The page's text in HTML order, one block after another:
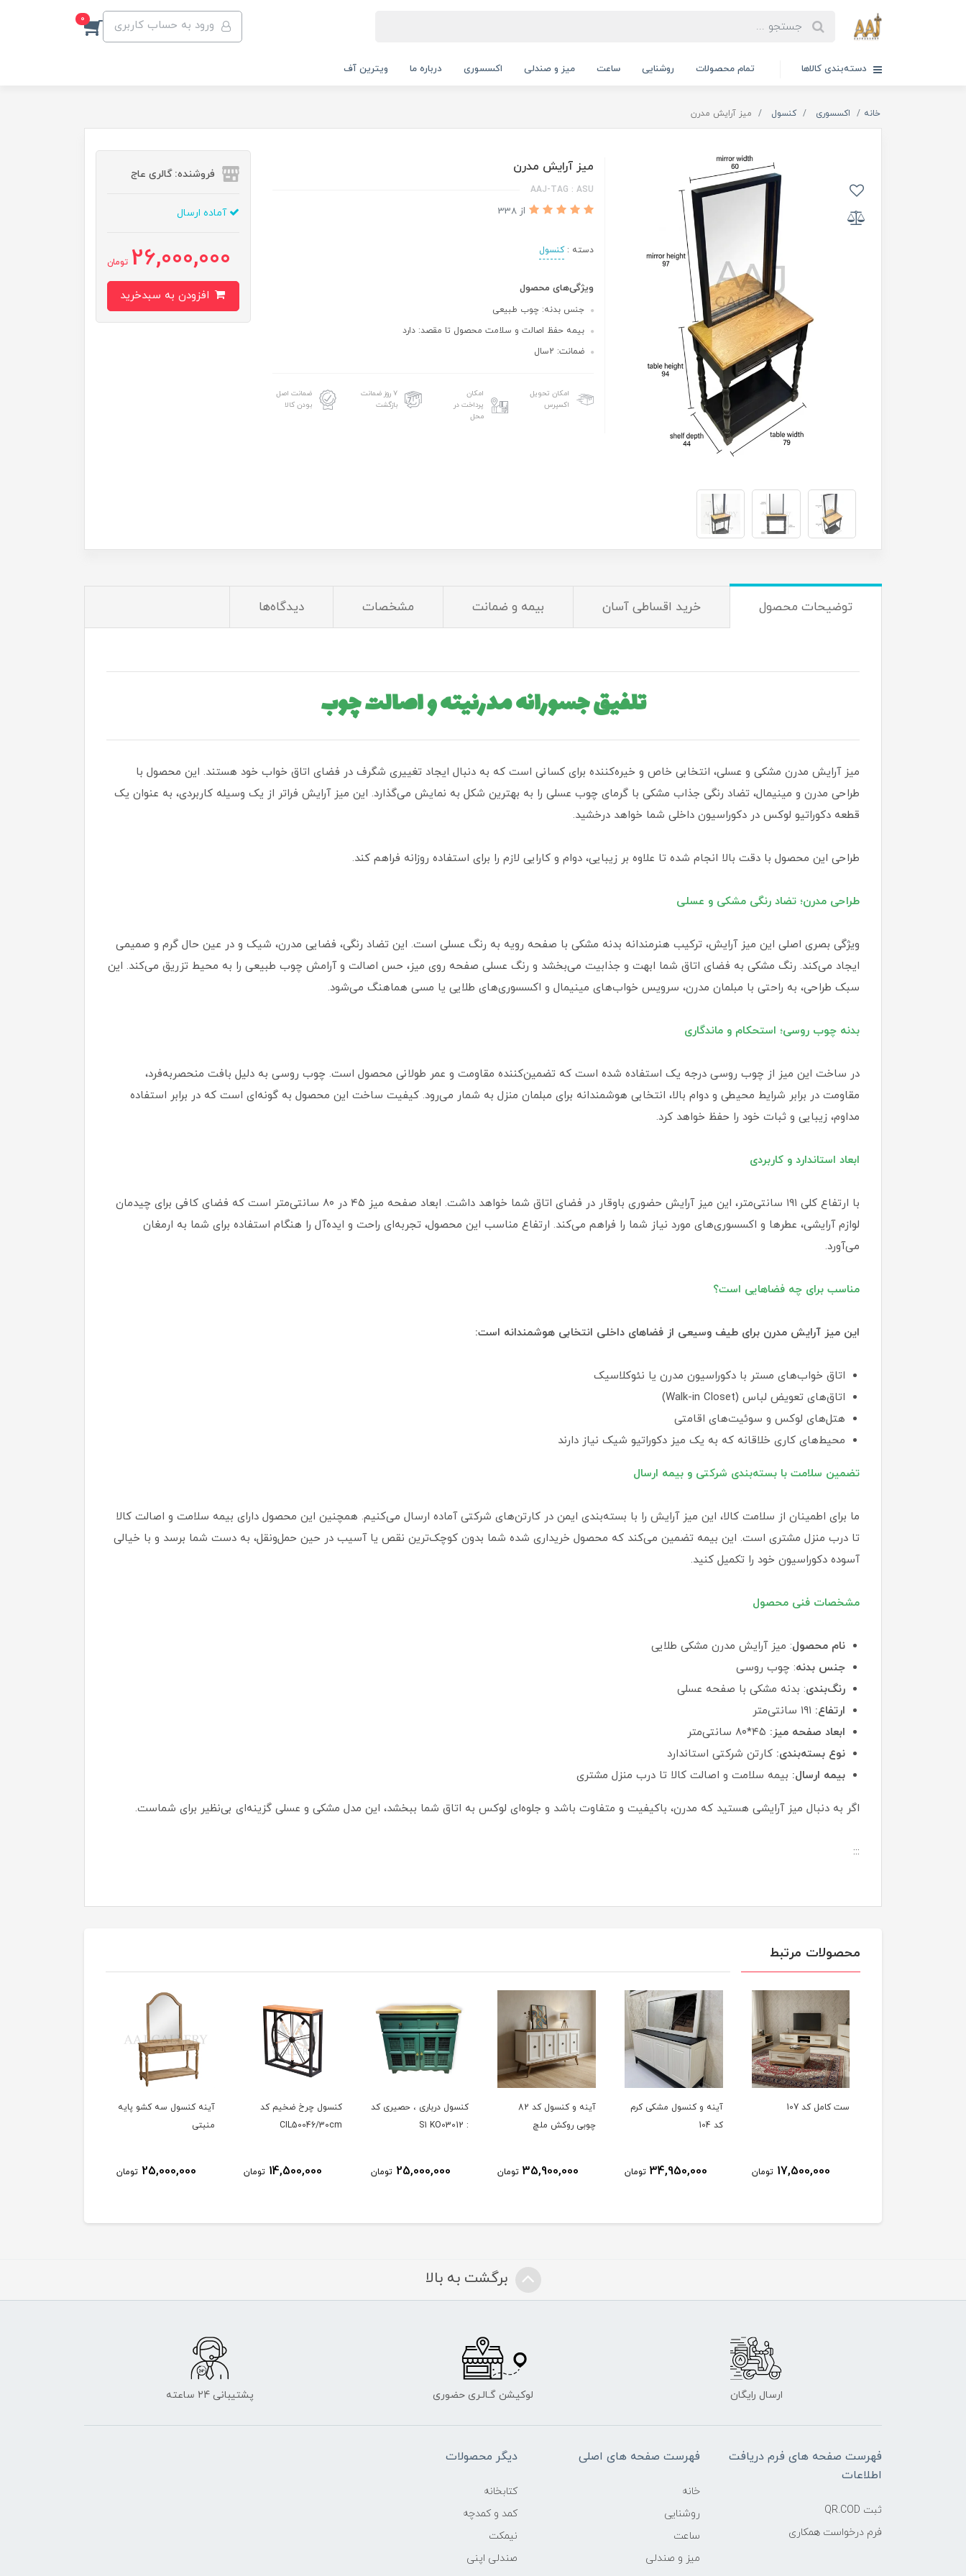
ورود به حساب کاربری 0
دسته‌بندی کالاها تمام محصولات روشنایی ساعت میز و صندلی اکسسوری درباره ما ویترین آف
خانه اکسسوری کنسول میز آرایش مدرن
میز آرایش مدرن
AAJ-TAG : ASU
از 338
دسته :کنسول
ویژگی‌های محصول
جنس بدنه: چوب طبیعی
بیمه حفظ اصالت و سلامت محصول تا مقصد: دارد
ضمانت: 2سال
امکان تحویل
اکسپرس
امکان
پرداخت در
محل
۷ روز ضمانت
بازگشت
ضمانت اصل
بودن کالا
فروشنده: گالری عاج
آماده ارسال
26,000,000 تومان
توضیحات محصول خرید اقساطی آسان بیمه و ضمانت مشخصات دیدگاه‌ها
تلفیق جسورانه مدرنیته و اصالت چوب
میز آرایش مدرن مشکی و عسلی، انتخابی خاص و خیره‌کننده برای کسانی است که به دنبال ایجاد تغییری شگرف در فضای اتاق خواب خود هستند. این محصول با
طراحی مدرن و مینیمال، تضاد رنگی جذاب مشکی با گرمای چوب عسلی را به بهترین شکل به نمایش می‌گذارد. این میز آرایش فراتر از یک وسیله کاربردی، به عنوان یک
قطعه دکوراتیو لوکس در دکوراسیون داخلی شما خواهد درخشید.
طراحی این محصول با دقت بالا انجام شده تا علاوه بر زیبایی، دوام و کارایی لازم را برای استفاده روزانه فراهم کند.
طراحی مدرن؛ تضاد رنگی مشکی و عسلی
ویژگی بصری اصلی این میز آرایش، ترکیب هنرمندانه بدنه مشکی با صفحه رویه به رنگ عسلی است. این تضاد رنگی، فضایی مدرن، شیک و در عین حال گرم و صمیمی
ایجاد می‌کند. رنگ مشکی به فضای اتاق شما ابهت و جذابیت می‌بخشد و رنگ عسلی صفحه روی میز، حس اصالت و آرامش چوب طبیعی را به محیط تزریق می‌کند. این
سبک طراحی، به راحتی با مبلمان مدرن، سرویس خواب‌های مینیمال و اکسسوری‌های طلایی یا مسی هماهنگ می‌شود.
بدنه چوب روسی؛ استحکام و ماندگاری
در ساخت این میز از چوب روسی درجه یک استفاده شده است که تضمین‌کننده مقاومت و عمر طولانی محصول است. چوب روسی به دلیل بافت منحصربه‌فرد،
مقاومت در برابر شرایط محیطی و دوام بالا، انتخابی هوشمندانه برای مبلمان منزل به شمار می‌رود. کیفیت ساخت این محصول به گونه‌ای است که در برابر استفاده
مداوم، زیبایی و ثبات خود را حفظ خواهد کرد.
ابعاد استاندارد و کاربردی
با ارتفاع کلی ۱۹۱ سانتی‌متر، این میز آرایش حضوری باوقار در فضای اتاق شما خواهد داشت. ابعاد صفحه میز ۴۵ در ۸۰ سانتی‌متر است که فضای کافی برای چیدمان
لوازم آرایشی، عطرها و اکسسوری‌های مورد نیاز شما را فراهم می‌کند. ارتفاع مناسب این محصول، تجربه‌ای راحت و ایده‌آل را هنگام استفاده برای شما به ارمغان
می‌آورد.
مناسب برای چه فضاهایی است؟
این میز آرایش مدرن برای طیف وسیعی از فضاهای داخلی انتخابی هوشمندانه است:
اتاق خواب‌های مستر با دکوراسیون مدرن یا نئوکلاسیک
اتاق‌های تعویض لباس (Walk-in Closet)
هتل‌های لوکس و سوئیت‌های اقامتی
محیط‌های کاری خلاقانه که به یک میز دکوراتیو شیک نیاز دارند
تضمین سلامت با بسته‌بندی شرکتی و بیمه ارسال
ما برای اطمینان از سلامت کالا، این میز آرایش را با بسته‌بندی ایمن در کارتن‌های شرکتی آماده ارسال می‌کنیم. همچنین این محصول دارای بیمه سلامت و اصالت کالا
تا درب منزل مشتری است. این بیمه تضمین می‌کند که محصول خریداری شده شما بدون کوچک‌ترین نقص یا آسیب در حین حمل‌ونقل، به دست شما برسد و با خیالی
آسوده دکوراسیون خود را تکمیل کنید.
مشخصات فنی محصول
نام محصول: میز آرایش مدرن مشکی طلایی
جنس بدنه: چوب روسی
رنگ‌بندی: بدنه مشکی با صفحه عسلی
ارتفاع:
ابعاد صفحه میز:
نوع بسته‌بندی: کارتن شرکتی استاندارد
بیمه ارسال: بیمه سلامت و اصالت کالا تا درب منزل مشتری
اگر به دنبال میز آرایشی هستید که مدرن، باکیفیت و متفاوت باشد و جلوه‌ای لوکس به اتاق شما ببخشد، این مدل مشکی و عسلی گزینه‌ای بی‌نظیر برای شماست.
:::
محصولات مرتبط
ست کامل کد 107
17,500,000 تومان
آینه و کنسول مشکی کرم
کد 104
34,950,000 تومان
آینه و کنسول کد 82
چوبی روکش ملچ
35,900,000 تومان
کنسول درباری ، حصیری کد
:‌ S1 KO03012
25,000,000 تومان
کنسول چرخ ضخیم کد
CIL50046/30cm
14,500,000 تومان
آینه کنسول سه کشو پایه
منبتی
25,000,000 تومان
برگشت به بالا
ارسال رایگان لوکیشن گـالـری حضوری پشتیبانی 24 ساعته
فهرست صفحه های فرم دریافت
اطلاعات
ثبت QR.COD
فرم درخواست همکاری
فهرست صفحه های اصلی
خانه
روشنایی
ساعت
میز و صندلی
دیگر محصولات
کتابخانه
کمد و کمدچه
نیمکت
صندلی اپنی